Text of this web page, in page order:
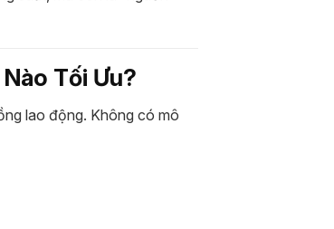
Tối Ưu?
lao động. Không có mô